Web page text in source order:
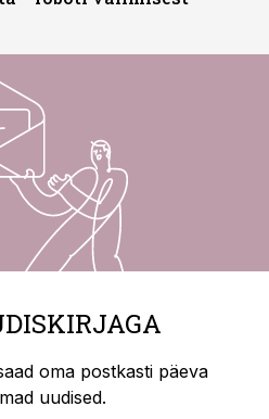
oma postkasti päeva
uudised.